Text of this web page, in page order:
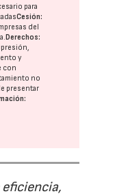
para
Cesión:
del
Derechos:
y
con
no
presentar